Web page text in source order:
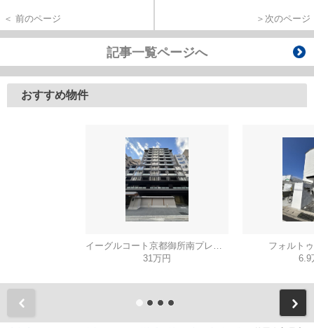
＜ 前のページ ＞次のページ
記事一覧ページへ
おすすめ物件
イーグルコート京都御所南プレミアム迎賓館
31万円
フォルト
6.9